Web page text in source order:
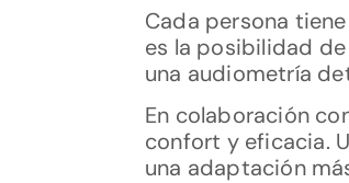
Cada persona
es la posibilidad
una audiometría
En colaboración
confort y eficacia.
una adaptación